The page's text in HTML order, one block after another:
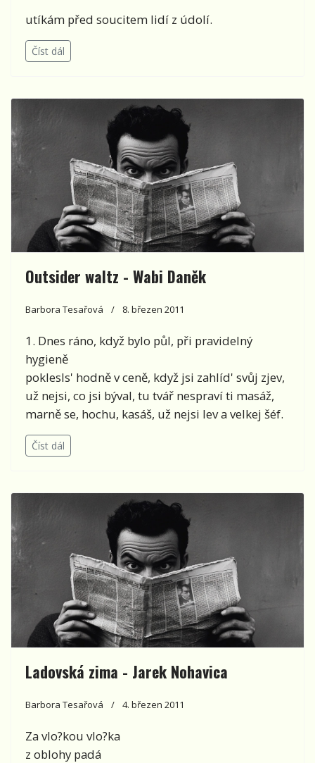
utíkám před soucitem lidí z údolí.
Číst dál
Outsider waltz - Wabi Daněk
Barbora Tesařová 8. březen 2011
1. Dnes ráno, když bylo půl, při pravidelný
hygieně
poklesls' hodně v ceně, když jsi zahlíd' svůj zjev,
už nejsi, co jsi býval, tu tvář nespraví ti masáž,
marně se, hochu, kasáš, už nejsi lev a velkej šéf.
Číst dál
Ladovská zima - Jarek Nohavica
Barbora Tesařová 4. březen 2011
Za vlo?kou vlo?ka
z oblohy padá